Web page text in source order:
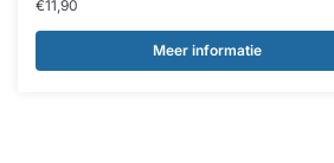
€11,90
Meer informatie